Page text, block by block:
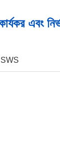
এবং
SWS